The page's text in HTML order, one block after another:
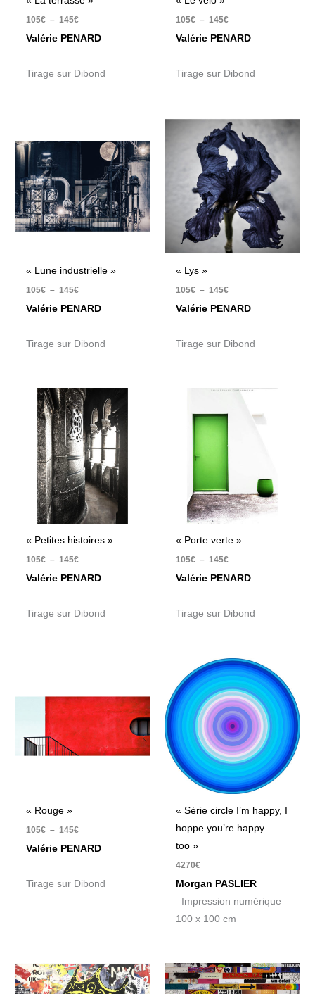
105€ – 145€
Valérie PENARD
Tirage sur Dibond
105€ – 145€
Valérie PENARD
Tirage sur Dibond
« Lune industrielle »
105€ – 145€
prix :
105€
à
145€
Valérie PENARD
Tirage sur Dibond
« Lys »
105€ – 145€
Plage
de
prix :
105€
à
145€
Valérie PENARD
Tirage sur Dibond
« Petites histoires »
105€ – 145€
Plage
de
prix :
105€
à
145€
Valérie PENARD
Tirage sur Dibond
« Porte verte »
105€ – 145€
Plage
Valérie PENARD
Tirage sur Dibond
« Rouge »
105€ – 145€
105€
à
Valérie PENARD
Tirage sur Dibond
« Série circle I’m happy, I
hoppe you’re happy
too »
4270€
Morgan PASLIER
Impression numérique
100 x 100 cm